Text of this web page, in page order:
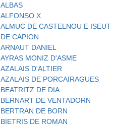
ALBAS
ALFONSO X
ALMUC DE CASTELNOU E ISEUT
DE CAPION
ARNAUT DANIEL
AYRAS MONIZ D'ASME
AZALAIS D'ALTIER
AZALAIS DE PORCAIRAGUES
BEATRITZ DE DIA
BERNART DE VENTADORN
BERTRAN DE BORN
BIETRIS DE ROMAN